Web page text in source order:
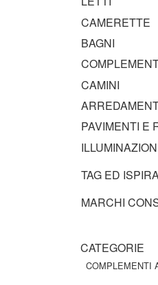
CAMERETTE
BAGNI
CAMINI
PAVIMENTI E
TAG ED
MARCHI
CATEGORIE
COMPLEMENTI